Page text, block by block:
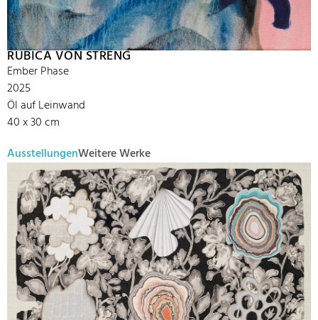
RUBICA VON STRENG
Ember Phase
2025
Öl auf Leinwand
40 x 30 cm
AusstellungenWeitere Werke